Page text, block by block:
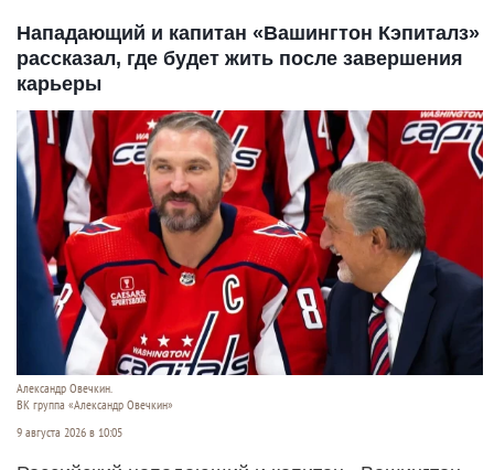
Нападающий и капитан «Вашингтон Кэпиталз»
рассказал, где будет жить после завершения
карьеры
Александр Овечкин.
ВК группа «Александр Овечкин»
9 августа 2026 в 10:05